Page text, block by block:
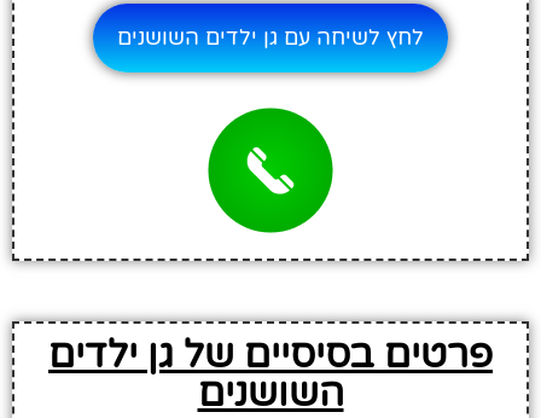
לחץ לשיחה עם גן ילדים השושנים
פרטים בסיסיים של גן ילדים
השושנים